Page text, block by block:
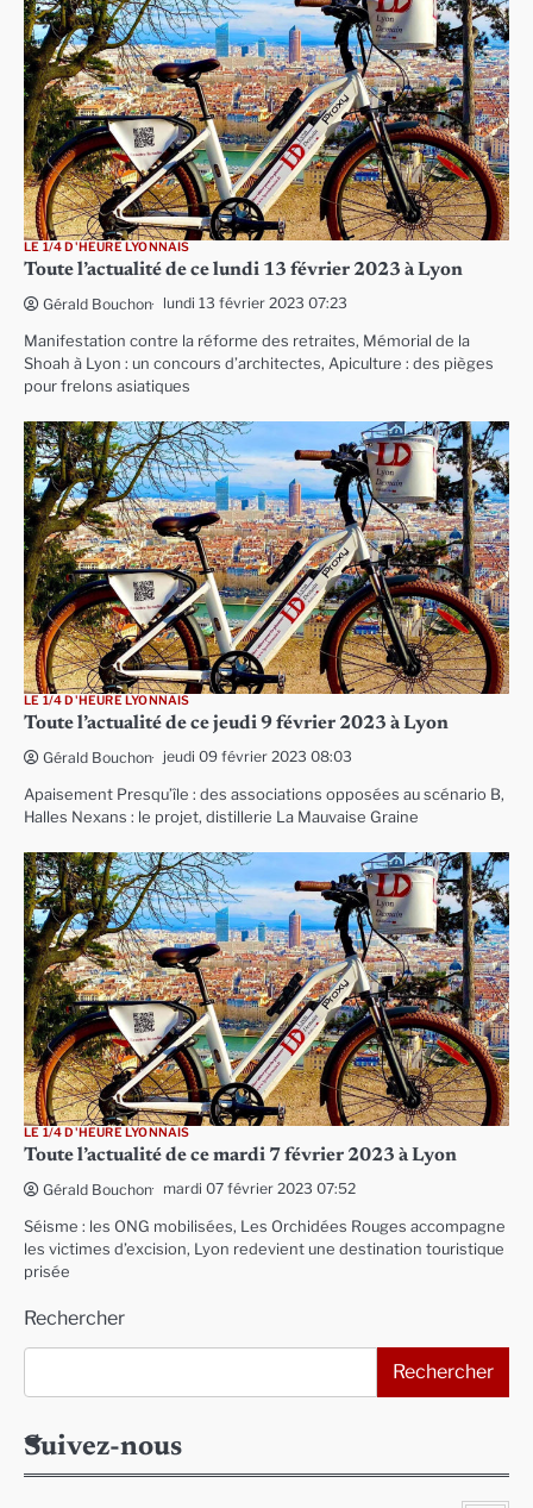
LE 1/4 D'HEURE LYONNAIS
Toute l’actualité de ce lundi 13 février 2023 à Lyon
Gérald Bouchon lundi 13 février 2023 07:23
Manifestation contre la réforme des retraites, Mémorial de la
Shoah à Lyon : un concours d’architectes, Apiculture : des pièges
pour frelons asiatiques
LE 1/4 D'HEURE LYONNAIS
Toute l’actualité de ce jeudi 9 février 2023 à Lyon
Gérald Bouchon jeudi 09 février 2023 08:03
Apaisement Presqu’île : des associations opposées au scénario B,
Halles Nexans : le projet, distillerie La Mauvaise Graine
LE 1/4 D'HEURE LYONNAIS
Toute l’actualité de ce mardi 7 février 2023 à Lyon
Gérald Bouchon mardi 07 février 2023 07:52
Séisme : les ONG mobilisées, Les Orchidées Rouges accompagne
les victimes d’excision, Lyon redevient une destination touristique
prisée
Rechercher
Rechercher
Suivez-nous